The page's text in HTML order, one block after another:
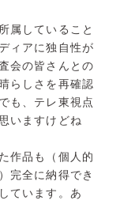
属していること
ィアに独自性が
会の皆さんとの
らしさを再確認
も、テレ東視点
いますけどね
作品も（個人的
完全に納得でき
ています。あ